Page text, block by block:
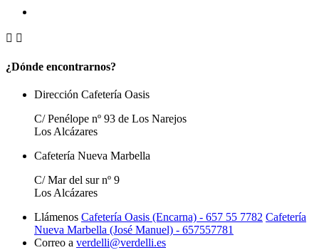
 
¿Dónde encontrarnos?
Dirección Cafetería Oasis
C/ Penélope nº 93 de Los Narejos
Los Alcázares
Cafetería Nueva Marbella
C/ Mar del sur nº 9
Los Alcázares
Llámenos Cafetería Oasis (Encarna) - 657 55 7782 Cafetería
Nueva Marbella (José Manuel) - 657557781
Correo a verdelli@verdelli.es